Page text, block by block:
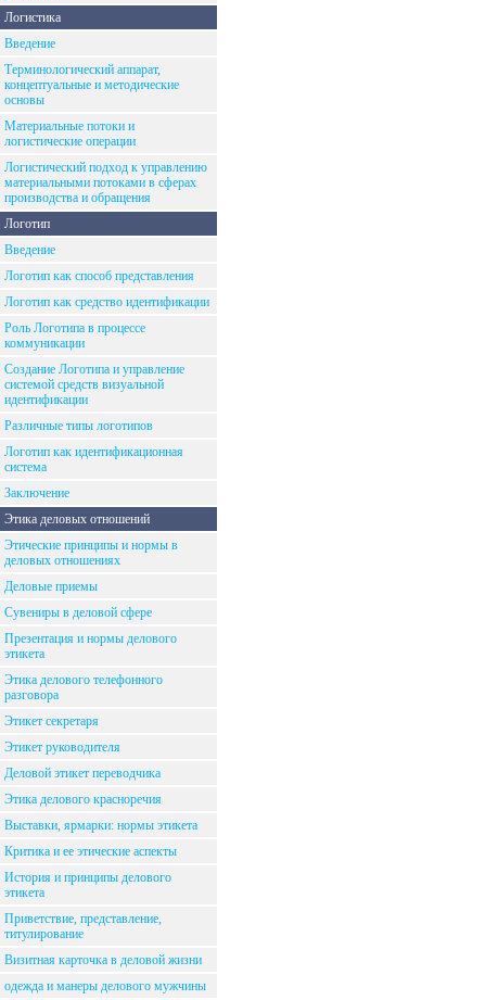
Логистика
Введение
Терминологический аппарат,
концептуальные и методические
основы
Материальные потоки и
логистические операции
Логистический подход к управлению
материальными потоками в сферах
производства и обращения
Логотип
Введение
Логотип как способ представления
Логотип как средство идентификации
Роль Логотипа в процессе
коммуникации
Создание Логотипа и управление
системой средств визуальной
идентификации
Различные типы логотипов
Логотип как идентификационная
система
Заключение
Этика деловых отношений
Этические принципы и нормы в
деловых отношениях
Деловые приемы
Сувениры в деловой сфере
Презентация и нормы делового
этикета
Этика делового телефонного
разговора
Этикет секретаря
Этикет руководителя
Деловой этикет переводчика
Этика делового красноречия
Выставки, ярмарки: нормы этикета
Критика и ее этические аспекты
История и принципы делового
этикета
Приветствие, представление,
титулирование
Визитная карточка в деловой жизни
одежда и манеры делового мужчины